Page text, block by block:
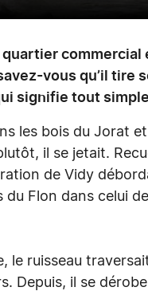
quartier
vous qu’il tire
signifie tout
les bois du Jorat
il se jetait.
de Vidy
Flon dans celui
le ruisseau
Depuis, il se